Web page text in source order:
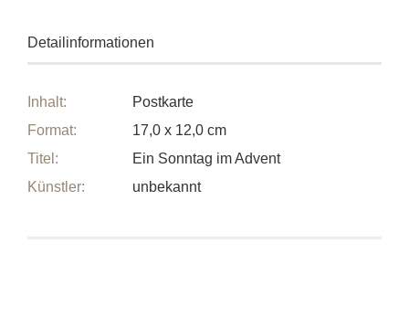
Detailinformationen
Inhalt:
Format:
Titel:
Künstler:
Postkarte
17,0 x 12,0 cm
Ein Sonntag im Advent
unbekannt